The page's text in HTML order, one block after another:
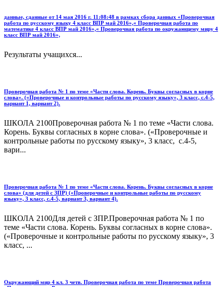
данные, сданные от 14 мая 2016 г. 11:08:48 в рамках сбора данных «Проверочная
работа по русскому языку 4 класс ВПР май 2016»,« Проверочная работа по
математике 4 класс ВПР май 2016»,« Проверочная работа по окружающему миру 4
класс ВПР май 2016»,
Результаты учащихся...
Проверочная работа № 1 по теме «Части слова. Корень. Буквы согласных в корне
слова». («Проверочные и контрольные работы по русскому языку», 3 класс, с.4-5,
вариант 1, вариант 2).
ШКОЛА 2100Проверочная работа № 1 по теме «Части слова.
Корень. Буквы согласных в корне слова». («Проверочные и
контрольные работы по русскому языку», 3 класс, с.4-5,
вари...
Проверочная работа № 1 по теме «Части слова. Корень. Буквы согласных в корне
слова» (для детей с ЗПР) («Проверочные и контрольные работы по русскому
языку», 3 класс, с.4-5, вариант 3, вариант 4).
ШКОЛА 2100Для детей с ЗПР.Проверочная работа № 1 по
теме «Части слова. Корень. Буквы согласных в корне слова».
(«Проверочные и контрольные работы по русскому языку», 3
класс, ...
Окружающий мир 4 кл. 3 четв. Проверочная работа по теме Проверочная работа